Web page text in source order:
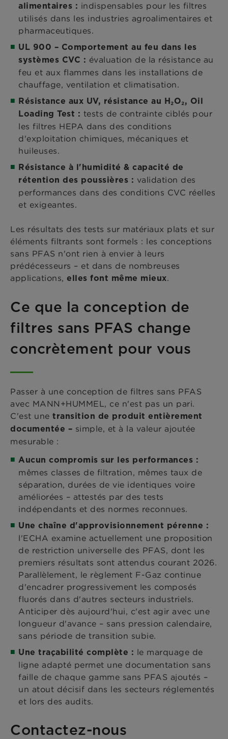
alimentaires : indispensables pour les filtres
utilisés dans les industries agroalimentaires et
pharmaceutiques.
UL 900 – Comportement au feu dans les
systèmes CVC : évaluation de la résistance au
feu et aux flammes dans les installations de
chauffage, ventilation et climatisation.
Résistance aux UV, résistance au H₂O₂, Oil
Loading Test : tests de contrainte ciblés pour
les filtres HEPA dans des conditions
d'exploitation chimiques, mécaniques et
huileuses.
Résistance à l'humidité & capacité de
rétention des poussières : validation des
performances dans des conditions CVC réelles
et exigeantes.
Les résultats des tests sur matériaux plats et sur
éléments filtrants sont formels : les conceptions
sans PFAS n'ont rien à envier à leurs
prédécesseurs – et dans de nombreuses
applications, elles font même mieux.
Ce que la conception de
filtres sans PFAS change
concrètement pour vous
Passer à une conception de filtres sans PFAS
avec MANN+HUMMEL, ce n'est pas un pari.
C'est une transition de produit entièrement
documentée – simple, et à la valeur ajoutée
mesurable :
Aucun compromis sur les performances :
mêmes classes de filtration, mêmes taux de
séparation, durées de vie identiques voire
améliorées – attestés par des tests
indépendants et des normes reconnues.
Une chaîne d'approvisionnement pérenne :
l'ECHA examine actuellement une proposition
de restriction universelle des PFAS, dont les
premiers résultats sont attendus courant 2026.
Parallèlement, le règlement F-Gaz continue
d'encadrer progressivement les composés
fluorés dans d'autres secteurs industriels.
Anticiper dès aujourd'hui, c'est agir avec une
longueur d'avance – sans pression calendaire,
sans période de transition subie.
Une traçabilité complète : le marquage de
ligne adapté permet une documentation sans
faille de chaque gamme sans PFAS ajoutés –
un atout décisif dans les secteurs réglementés
et lors des audits.
Contactez-nous